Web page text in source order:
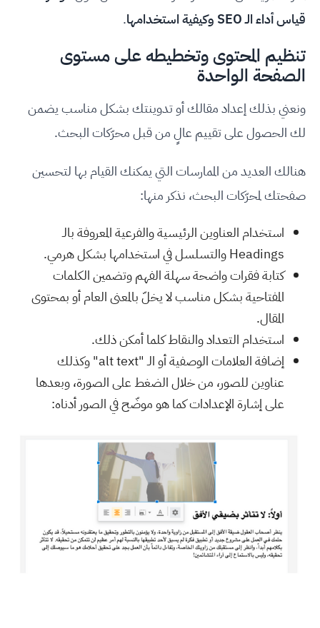
قياس أداء الـ SEO وكيفية استخدامها
.
تنظيم المحتوى وتخطيطه على مستوى
الصفحة الواحدة
ونعني بذلك إعداد مقالك أو تدوينتك بشكل مناسب يضمن
لك الحصول على تقييم عالٍ من قبل محرّكات البحث.
هنالك العديد من الممارسات التي يمكنك القيام بها لتحسين
صفحتك لمحرّكات البحث، نذكر منها:
استخدام العناوين الرئيسية والفرعية المعروفة بالـ
Headings والتسلسل في استخدامها بشكل هرمي.
كتابة فقرات واضحة سهلة الفهم وتضمين الكلمات
المفتاحية بشكل مناسب لا يخلّ بالمعنى العام أو بمحتوى
المقال.
استخدام التعداد والنقاط كلما أمكن ذلك.
إضافة العلامات الوصفية أو الـ "alt text" وكذلك
عناوين للصور، من خلال الضغط على الصورة، وبعدها
على إشارة الإعدادات كما هو موضّح في الصور أدناه: